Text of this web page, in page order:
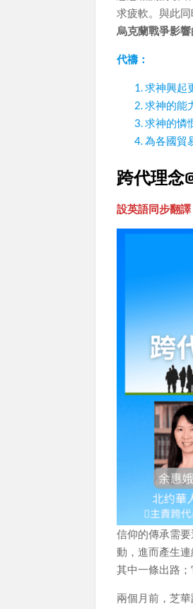
求疲軟。與此同
烏克蘭戰爭影
代禱：
求神興起
求神的能
求神的憐
為各國貿
跨代理念
設英語同步翻譯
信仰的傳承需
動，進而產生
其中一條出路
兩個月前，芝